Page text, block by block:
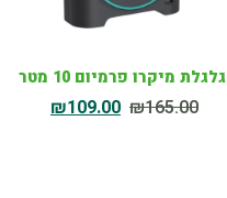
גלגלת מיקרו פרמיום 10 מטר
₪165.00
₪109.00